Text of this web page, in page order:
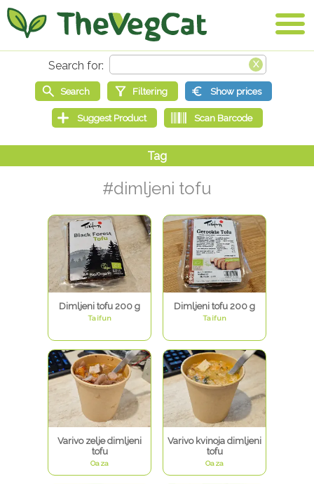
#dimljeni tofu
Dimljeni tofu 200 g
Taifun
Dimljeni tofu 200 g
Taifun
Varivo zelje dimljeni
tofu
Oaza
Varivo kvinoja dimljeni
tofu
Oaza